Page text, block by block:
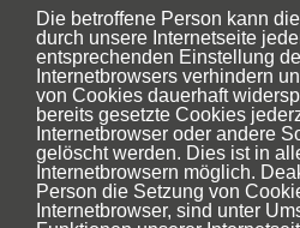
Die betroffene Person kann
durch unsere Internetseite
entsprechenden Einstellung
Internetbrowsers verhindern
von Cookies dauerhaft
bereits gesetzte Cookies
Internetbrowser oder andere
gelöscht werden. Dies ist in
Internetbrowsern möglich.
Person die Setzung von
Internetbrowser, sind unter